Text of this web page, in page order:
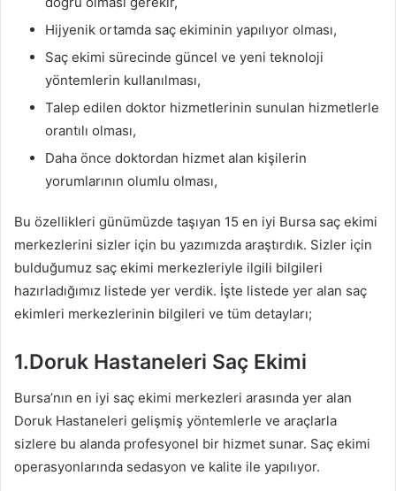
Hijyenik ortamda saç ekiminin yapılıyor olması,
Saç ekimi sürecinde güncel ve yeni teknoloji
yöntemlerin kullanılması,
Talep edilen doktor hizmetlerinin sunulan hizmetlerle
orantılı olması,
Daha önce doktordan hizmet alan kişilerin
yorumlarının olumlu olması,
Bu özellikleri günümüzde taşıyan 15 en iyi Bursa saç ekimi
merkezlerini sizler için bu yazımızda araştırdık. Sizler için
bulduğumuz saç ekimi merkezleriyle ilgili bilgileri
hazırladığımız listede yer verdik. İşte listede yer alan saç
ekimleri merkezlerinin bilgileri ve tüm detayları;
1.Doruk Hastaneleri Saç Ekimi
Bursa’nın en iyi saç ekimi merkezleri arasında yer alan
Doruk Hastaneleri gelişmiş yöntemlerle ve araçlarla
sizlere bu alanda profesyonel bir hizmet sunar. Saç ekimi
operasyonlarında sedasyon ve kalite ile yapılıyor.